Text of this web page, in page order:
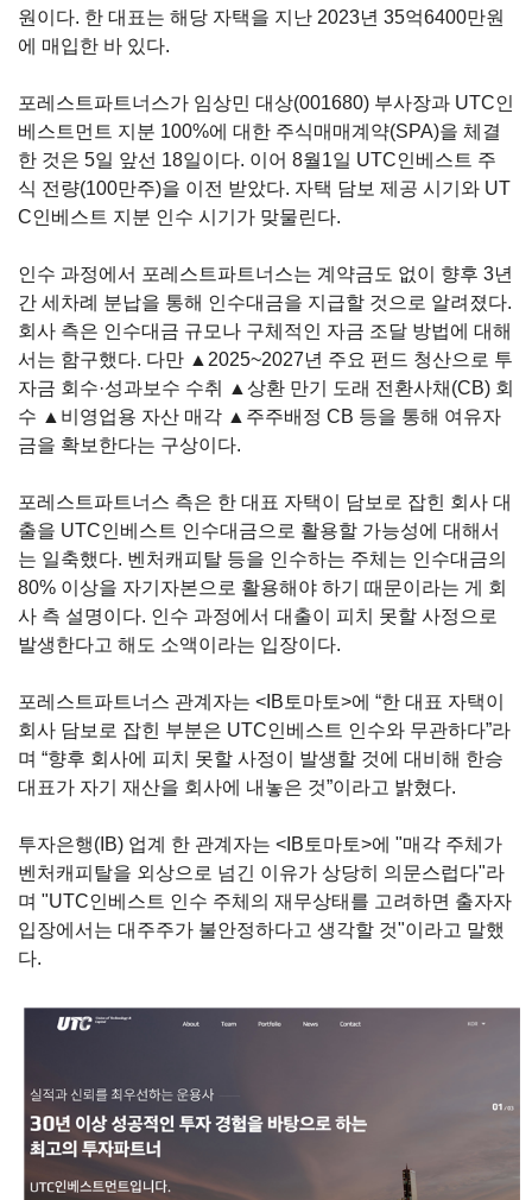
원이다. 한 대표는 해당 자택을 지난 2023년 35억6400만원
에 매입한 바 있다.
포레스트파트너스가 임상민 대상(001680) 부사장과 UTC인
베스트먼트 지분 100%에 대한 주식매매계약(SPA)을 체결
한 것은 5일 앞선 18일이다. 이어 8월1일 UTC인베스트 주
식 전량(100만주)을 이전 받았다. 자택 담보 제공 시기와 UT
C인베스트 지분 인수 시기가 맞물린다.
인수 과정에서 포레스트파트너스는 계약금도 없이 향후 3년
간 세차례 분납을 통해 인수대금을 지급할 것으로 알려졌다.
회사 측은 인수대금 규모나 구체적인 자금 조달 방법에 대해
서는 함구했다. 다만 ▲2025~2027년 주요 펀드 청산으로 투
자금 회수·성과보수 수취 ▲상환 만기 도래 전환사채(CB) 회
수 ▲비영업용 자산 매각 ▲주주배정 CB 등을 통해 여유자
금을 확보한다는 구상이다.
포레스트파트너스 측은 한 대표 자택이 담보로 잡힌 회사 대
출을 UTC인베스트 인수대금으로 활용할 가능성에 대해서
는 일축했다. 벤처캐피탈 등을 인수하는 주체는 인수대금의
80% 이상을 자기자본으로 활용해야 하기 때문이라는 게 회
사 측 설명이다. 인수 과정에서 대출이 피치 못할 사정으로
발생한다고 해도 소액이라는 입장이다.
포레스트파트너스 관계자는 <IB 토마토>에 “한 대표 자택이
회사 담보로 잡힌 부분은 UTC인베스트 인수와 무관하다”라
며 “향후 회사에 피치 못할 사정이 발생할 것에 대비해 한승
대표가 자기 재산을 회사에 내놓은 것”이라고 밝혔다.
투자은행(IB) 업계 한 관계자는 <IB토마토>에 "매각 주체가
벤처캐피탈을 외상으로 넘긴 이유가 상당히 의문스럽다"라
며 "UTC인베스트 인수 주체의 재무상태를 고려하면 출자자
입장에서는 대주주가 불안정하다고 생각할 것"이라고 말했
다.